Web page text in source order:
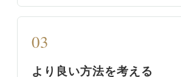
03
より良い方法を考える